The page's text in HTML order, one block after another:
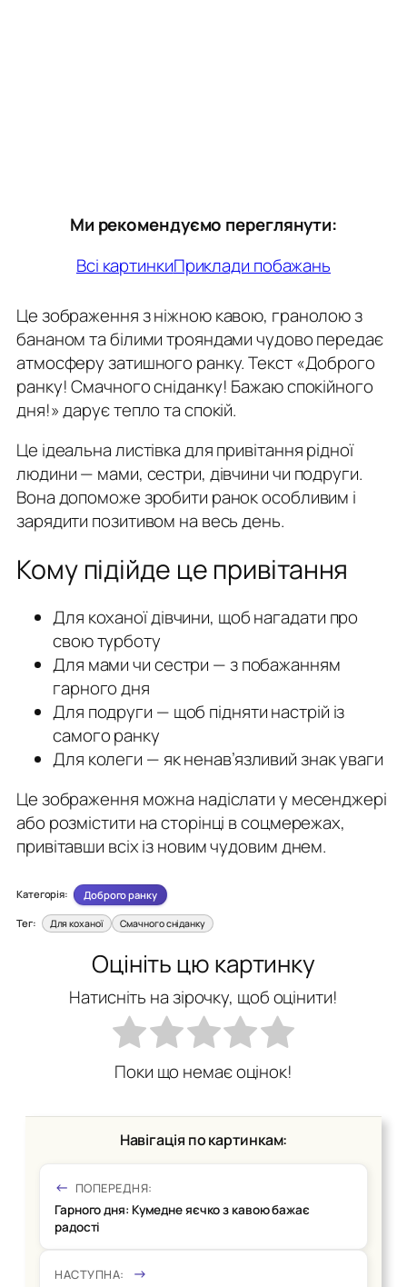
Ми рекомендуємо переглянути:
Всі картинкиПриклади побажань
Це зображення з ніжною кавою, гранолою з
бананом та білими трояндами чудово передає
атмосферу затишного ранку. Текст «Доброго
ранку! Смачного сніданку! Бажаю спокійного
дня!» дарує тепло та спокій.
Це ідеальна листівка для привітання рідної
людини — мами, сестри, дівчини чи подруги.
Вона допоможе зробити ранок особливим і
зарядити позитивом на весь день.
Кому підійде це привітання
Для коханої дівчини, щоб нагадати про
свою турботу
Для мами чи сестри — з побажанням
гарного дня
Для подруги — щоб підняти настрій із
самого ранку
Для колеги — як ненав’язливий знак уваги
Це зображення можна надіслати у месенджері
або розмістити на сторінці в соцмережах,
привітавши всіх із новим чудовим днем.
Категорія: Доброго ранку
Тег: Для коханої Смачного сніданку
Оцініть цю картинку
Натисніть на зірочку, щоб оцінити!
Поки що немає оцінок!
Навігація по картинкам:
ПОПЕРЕДНЯ:
Гарного дня: Кумедне яєчко з кавою бажає
радості
НАСТУПНА: